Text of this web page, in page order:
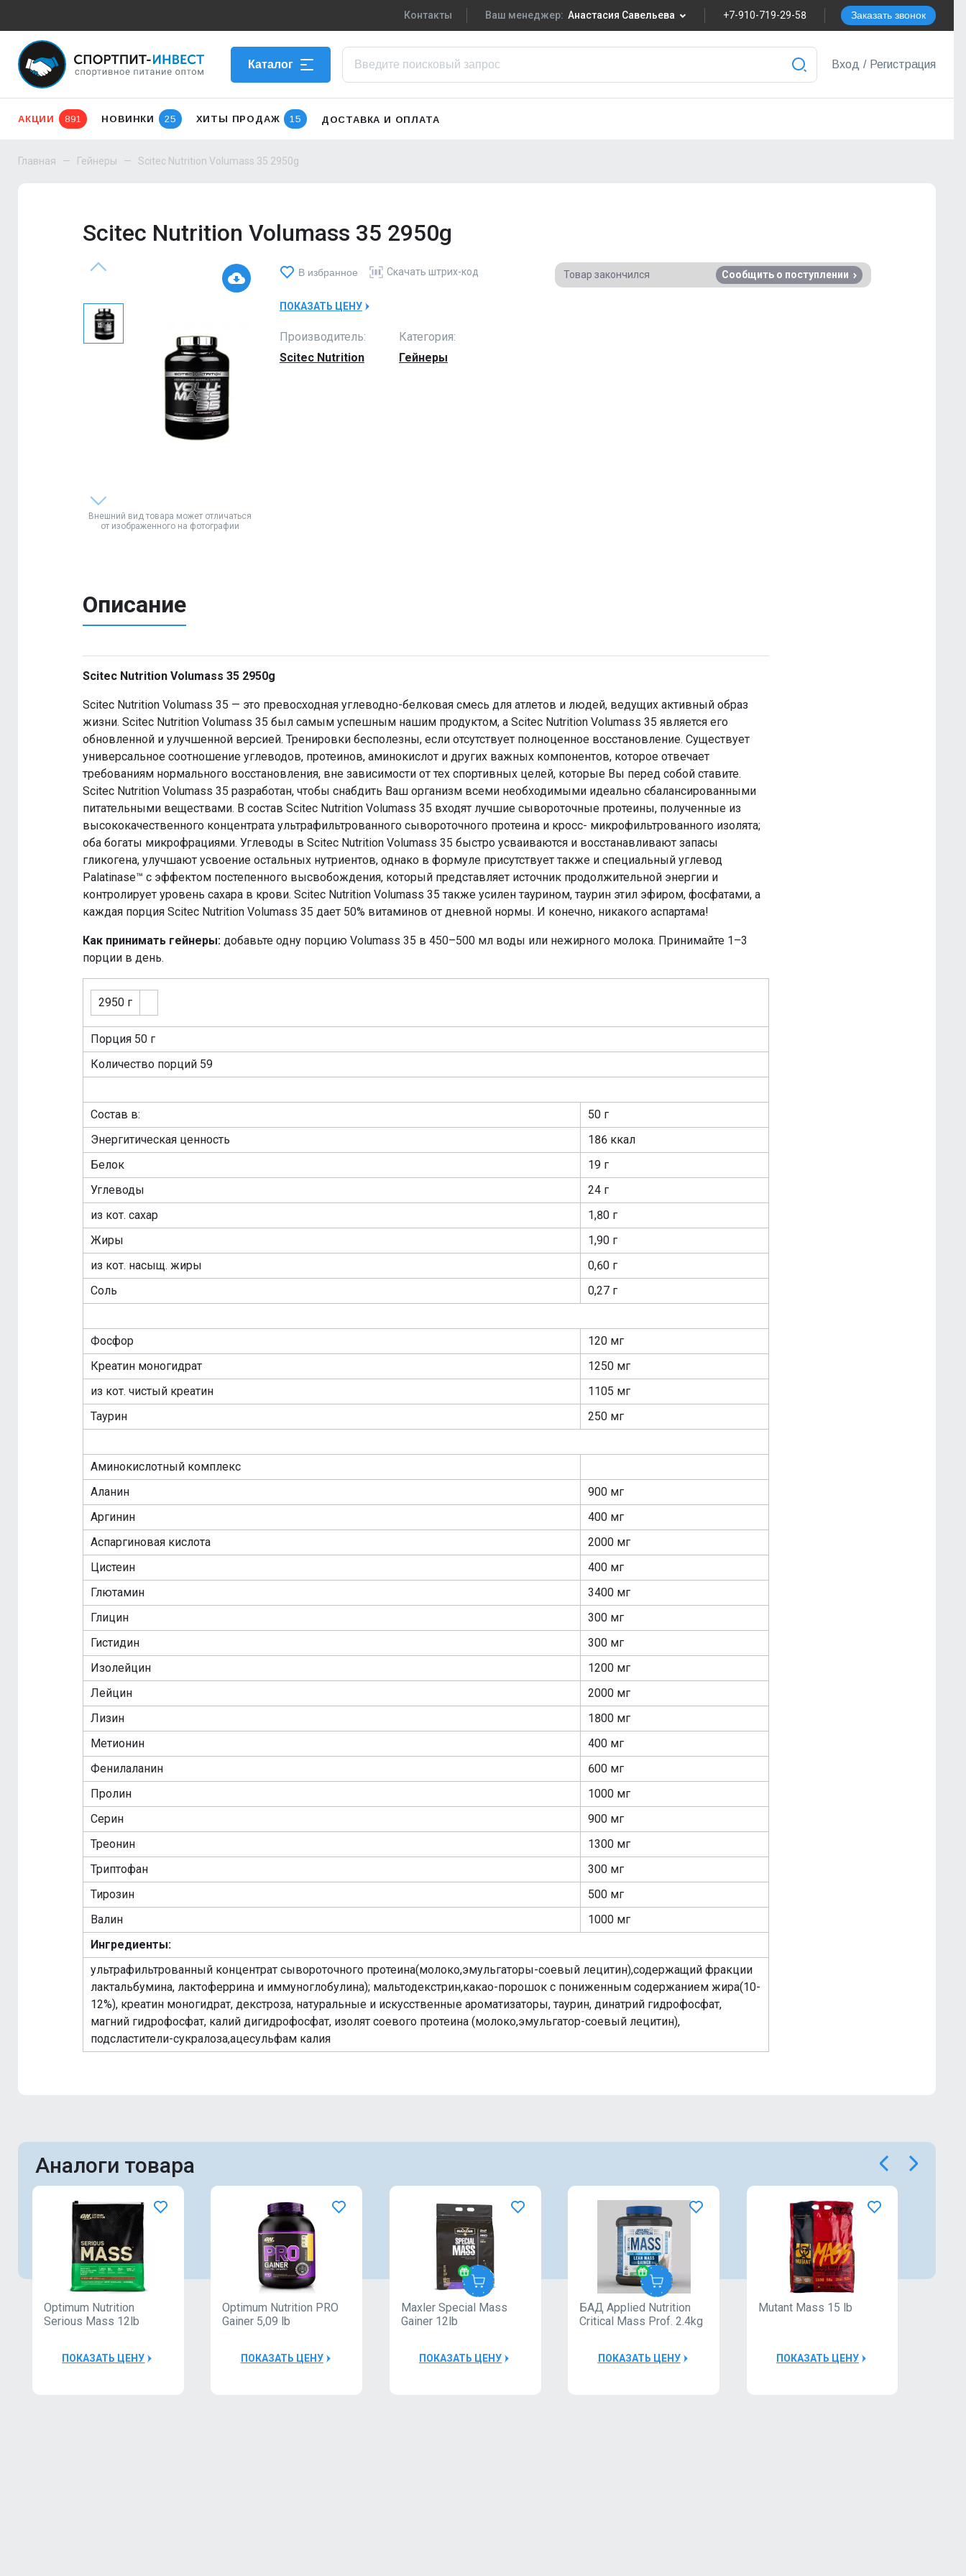
Контакты Ваш менеджер: Анастасия Савельева
+7-910-719-29-58
Написать в VK
+7-910-719-29-58 Заказать звонок
Каталог Вход / Регистрация
АКЦИИ 891 НОВИНКИ 25 ХИТЫ ПРОДАЖ 15 ДОСТАВКА И ОПЛАТА
Главная Гейнеры Scitec Nutrition Volumass 35 2950g
Scitec Nutrition Volumass 35 2950g
Внешний вид товара может отличаться
от изображенного на фотографии
В избранное Скачать штрих-код
ПОКАЗАТЬ ЦЕНУ
Производитель:
Scitec Nutrition
Категория:
Гейнеры
Товар закончился Сообщить о поступлении
Описание
Scitec Nutrition Volumass 35 2950g
Scitec Nutrition Volumass 35 — это превосходная углеводно-белковая смесь для атлетов и людей, ведущих активный образ
жизни. Scitec Nutrition Volumass 35 был самым успешным нашим продуктом, а Scitec Nutrition Volumass 35 является его
обновленной и улучшенной версией. Тренировки бесполезны, если отсутствует полноценное восстановление. Существует
универсальное соотношение углеводов, протеинов, аминокислот и других важных компонентов, которое отвечает
требованиям нормального восстановления, вне зависимости от тех спортивных целей, которые Вы перед собой ставите.
Scitec Nutrition Volumass 35 разработан, чтобы снабдить Ваш организм всеми необходимыми идеально сбалансированными
питательными веществами. В состав Scitec Nutrition Volumass 35 входят лучшие сывороточные протеины, полученные из
высококачественного концентрата ультрафильтрованного сывороточного протеина и кросс- микрофильтрованного изолята;
оба богаты микрофрациями. Углеводы в Scitec Nutrition Volumass 35 быстро усваиваются и восстанавливают запасы
гликогена, улучшают усвоение остальных нутриентов, однако в формуле присутствует также и специальный углевод
Palatinase™ с эффектом постепенного высвобождения, который представляет источник продолжительной энергии и
контролирует уровень сахара в крови. Scitec Nutrition Volumass 35 также усилен таурином, таурин этил эфиром, фосфатами, а
каждая порция Scitec Nutrition Volumass 35 дает 50% витаминов от дневной нормы. И конечно, никакого аспартама!
Как принимать гейнеры: добавьте одну порцию Volumass 35 в 450–500 мл воды или нежирного молока. Принимайте 1–3
порции в день.
2950 г
Порция 50 г
Количество порций 59
Состав в:
50 г
Энергитическая ценность
186 ккал
Белок
19 г
Углеводы
24 г
из кот. сахар
1,80 г
Жиры
1,90 г
из кот. насыщ. жиры
0,60 г
Соль
0,27 г
Фосфор
120 мг
Креатин моногидрат
1250 мг
из кот. чистый креатин
1105 мг
Таурин
250 мг
Аминокислотный комплекс
Аланин
900 мг
Аргинин
400 мг
Аспаргиновая кислота
2000 мг
Цистеин
400 мг
Глютамин
3400 мг
Глицин
300 мг
Гистидин
300 мг
Изолейцин
1200 мг
Лейцин
2000 мг
Лизин
1800 мг
Метионин
400 мг
Фенилаланин
600 мг
Пролин
1000 мг
Серин
900 мг
Треонин
1300 мг
Триптофан
300 мг
Тирозин
500 мг
Валин
1000 мг
Ингредиенты:
ультрафильтрованный концентрат сывороточного протеина(молоко,эмульгаторы-соевый лецитин),содержащий фракции
лактальбумина, лактоферрина и иммуноглобулина); мальтодекстрин,какао-порошок с пониженным содержанием жира(10-
12%), креатин моногидрат, декстроза, натуральные и искусственные ароматизаторы, таурин, динатрий гидрофосфат,
магний гидрофосфат, калий дигидрофосфат, изолят соевого протеина (молоко,эмульгатор-соевый лецитин),
подсластители-сукралоза,ацесульфам калия
Аналоги товара
Optimum Nutrition
Serious Mass 12lb
ПОКАЗАТЬ ЦЕНУ
Optimum Nutrition PRO
Gainer 5,09 lb
ПОКАЗАТЬ ЦЕНУ
Maxler
Maxler Special Mass
Gainer 12lb
ПОКАЗАТЬ ЦЕНУ
Applied
Nutrition
40000Р
БАД Applied Nutrition
Critical Mass Prof. 2.4kg
ПОКАЗАТЬ ЦЕНУ
Mutant Mass 15 lb
ПОКАЗАТЬ ЦЕНУ
Nature
30000Р